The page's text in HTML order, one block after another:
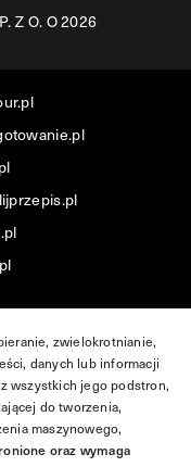
Z O. O 2026
zwielokrotnianie,
danych lub informacji
wszystkich jego podstron,
do tworzenia,
maszynowego,
oraz wymaga